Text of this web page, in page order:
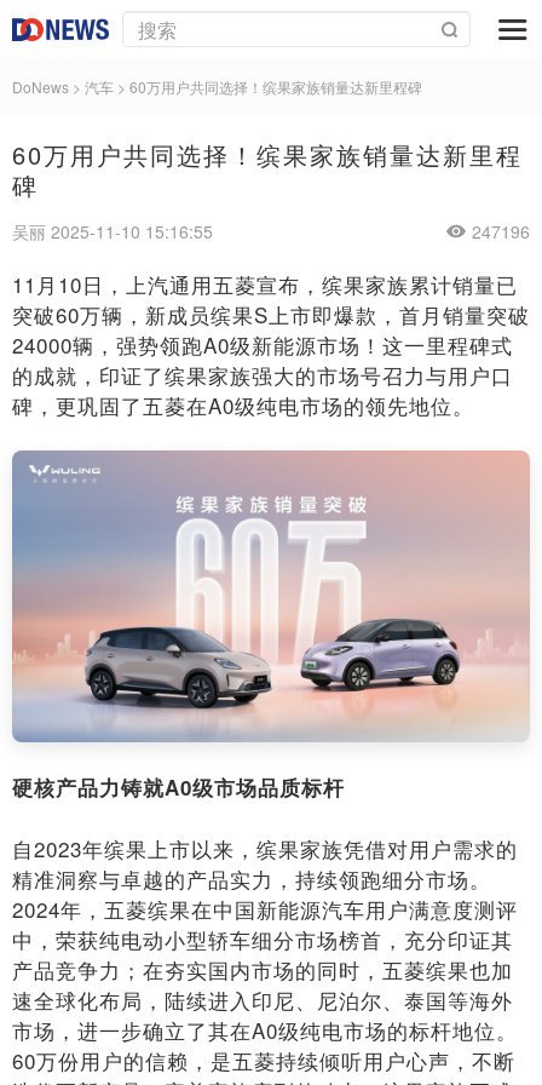
DoNews > 汽车 > 60万用户共同选择！缤果家族销量达新里程碑
60万用户共同选择！缤果家族销量达新里程
碑
吴丽 2025-11-10 15:16:55 247196
11月10日，上汽通用五菱宣布，缤果家族累计销量已
突破60万辆，新成员缤果S上市即爆款，首月销量突破
24000辆，强势领跑A0级新能源市场！这一里程碑式
的成就，印证了缤果家族强大的市场号召力与用户口
碑，更巩固了五菱在A0级纯电市场的领先地位。
硬核产品力铸就A0级市场品质标杆
自2023年缤果上市以来，缤果家族凭借对用户需求的
精准洞察与卓越的产品实力，持续领跑细分市场。
2024年，五菱缤果在中国新能源汽车用户满意度测评
中，荣获纯电动小型轿车细分市场榜首，充分印证其
产品竞争力；在夯实国内市场的同时，五菱缤果也加
速全球化布局，陆续进入印尼、尼泊尔、泰国等海外
市场，进一步确立了其在A0级纯电市场的标杆地位。
60万份用户的信赖，是五菱持续倾听用户心声，不断